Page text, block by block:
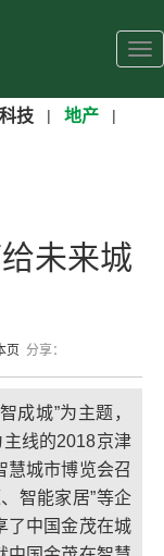
科技 | 地产 |
未来城
页分享：
成城”为主题，
主线的2018京津
慧城市博览会召
智能家居”等企
了中国金茂在城